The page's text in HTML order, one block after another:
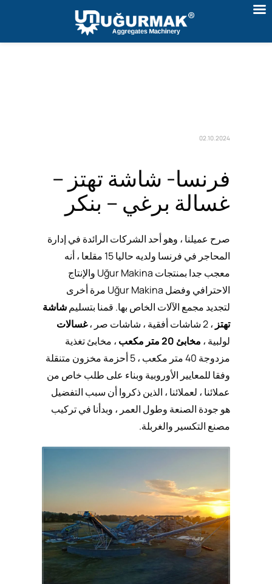
02.10.2024
فرنسا- شاشة تهتز –
غسالة برغي – بنكر
صرح عميلنا ، وهو أحد الشركات الرائدة في إدارة
المحاجر في فرنسا ولديه حاليا 15 مقلعا ، أنه
معجب جدا بمنتجات Uğur Makina والإنتاج
الاحترافي وفضل Uğur Makina مرة أخرى
لتجديد مجمع الآلات الخاص بها. قمنا بتسليمشاشة
تهتز ، 2 شاشات أفقية ، شاشات صر ،
غسالات
لولبية ، مخابئ 20 متر مكعب
، مخابئ تغذية
مزدوجة 40 متر مكعب ، 5 أحزمة مخزون متنقلة
وفقا للمعايير الأوروبية وبناء على طلب خاص من
عملائنا ، لعملائنا ، الذين ذكروا أن سبب التفضيل
هو جودة الصنعة وطول العمر ، وبدأنا في تركيب
مصنع التكسير والغربلة.